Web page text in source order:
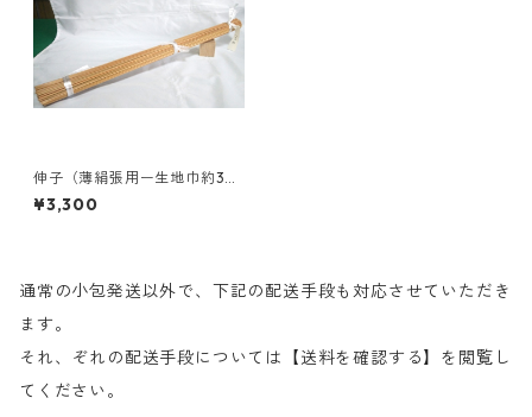
伸子（薄絹張用ー生地巾約3
6〜37cm）40cm×2.2mm
¥3,300
通常の小包発送以外で、下記の配送手段も対応させていただき
ます。
それ、ぞれの配送手段については【送料を確認する】を閲覧し
てください。